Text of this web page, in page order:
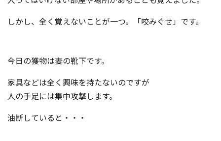
しかし、全く覚えないことが一つ。「咬みぐせ」です。
今日の獲物は妻の靴下です。
家具などは全く興味を持たないのですが
人の手足には集中攻撃します。
油断していると・・・